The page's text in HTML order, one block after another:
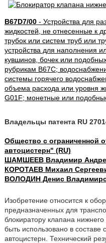
B67D7/00- Устройства для
жидкостей, не отнесенные к
трубок или систем труб или
устройства для наполнения
кувшинов, бочек или
рубрикам B67C;
системы горячего
объема расхода или уровня
G01F; монетные или
Владельцы патента RU
Общество с ограниченной
автоцистерн" (RU)
ШАМШЕЕВ Владимир
КОРОТАЕВ Михаил
ВОЛОДИН Денис
Изобретение относится к
предназначенных для
блокиратору клапана
быть использовано в
автоцистерн. Технический